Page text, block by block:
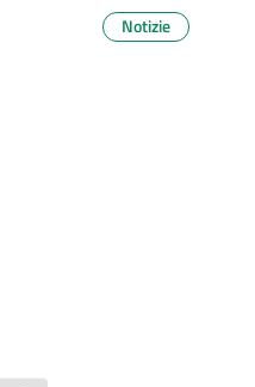
Notizie